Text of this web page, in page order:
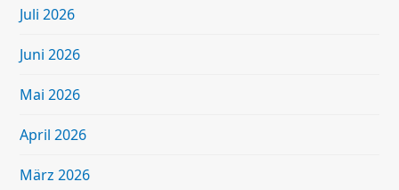
Juli 2026
Juni 2026
Mai 2026
April 2026
März 2026